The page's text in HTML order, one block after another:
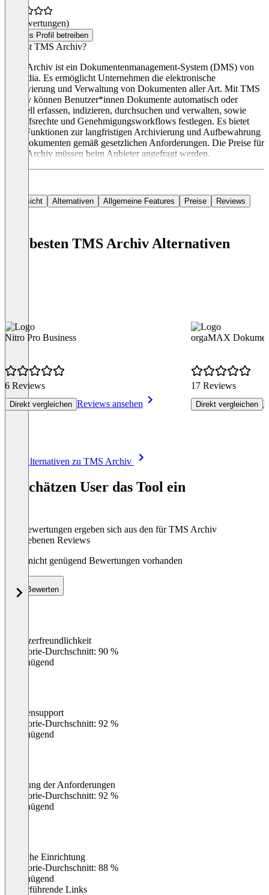
(0 Bewertungen)
Dieses Profil betreiben
Was ist TMS Archiv?
TMS Archiv ist ein Dokumentenmanagement-System (DMS) von
tecmedia. Es ermöglicht Unternehmen die elektronische
Archivierung und Verwaltung von Dokumenten aller Art. Mit TMS
Archiv können Benutzer*innen Dokumente automatisch oder
manuell erfassen, indizieren, durchsuchen und verwalten, sowie
Zugriffsrechte und Genehmigungsworkflows festlegen. Es bietet
auch Funktionen zur langfristigen Archivierung und Aufbewahrung
von Dokumenten gemäß gesetzlichen Anforderungen. Die Preise für
TMS Archiv müssen beim Anbieter angefragt werden.
Übersicht Alternativen Allgemeine Features Preise Reviews
Die besten TMS Archiv Alternativen
Nitro Pro Business
6 Reviews
Direkt vergleichen Reviews ansehen
orgaMAX
17 Reviews
Direkt vergleichen
Alle Alternativen zu TMS Archiv
So schätzen User das Tool ein
Die Bewertungen ergeben sich aus den für TMS Archiv
abgegebenen Reviews
Noch nicht genügend Bewertungen vorhanden
Bewerten
Benutzerfreundlichkeit
Kategorie-Durchschnitt: 90 %
Ungenügend
Kundensupport
Kategorie-Durchschnitt: 92 %
Ungenügend
Erfüllung der Anforderungen
Kategorie-Durchschnitt: 92 %
Ungenügend
Einfache Einrichtung
Kategorie-Durchschnitt: 88 %
Ungenügend
Weiterführende Links